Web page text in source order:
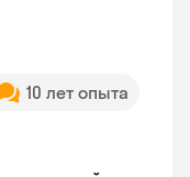
10 лет опыта